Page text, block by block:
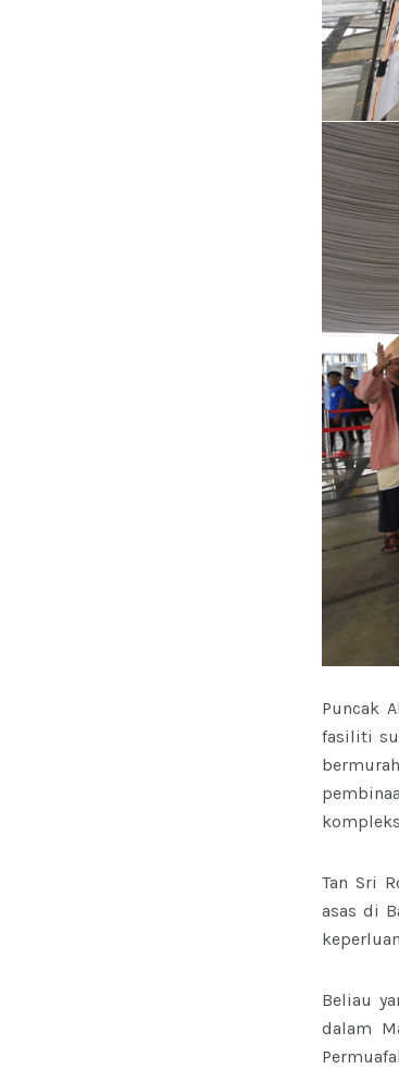
Puncak
fasiliti
Tan Sri
asas di
Beliau
dalam